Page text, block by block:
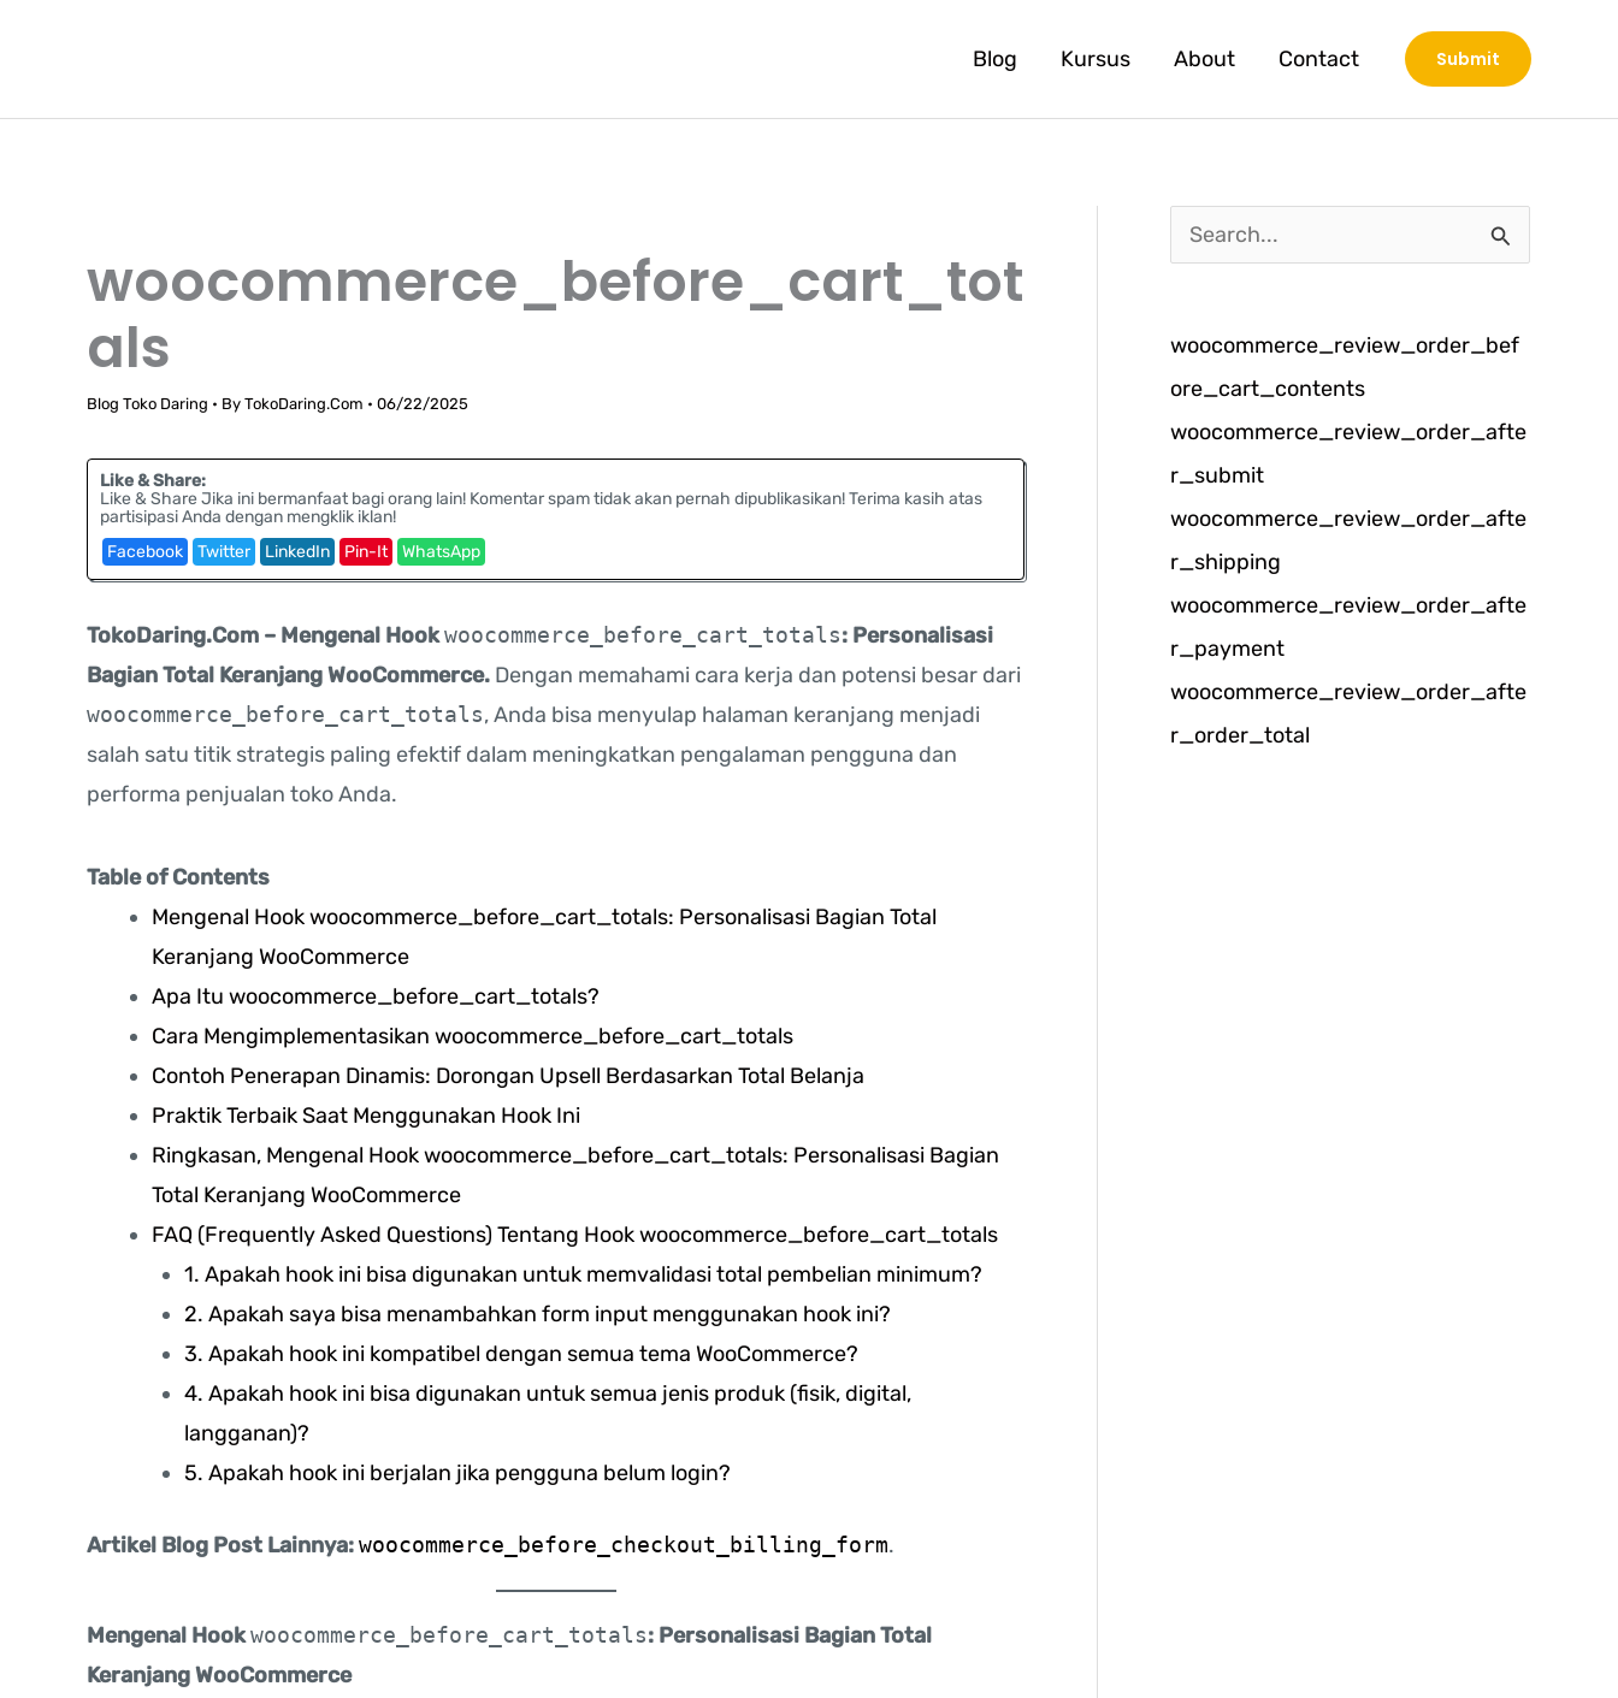
Blog Kursus About Contact Submit
woocommerce_before_cart_tot
als
Blog Toko Daring • By TokoDaring.Com • 06/22/2025
Like & Share:
Like & Share Jika ini bermanfaat bagi orang lain! Komentar spam tidak akan pernah dipublikasikan! Terima kasih atas
partisipasi Anda dengan mengklik iklan!
Facebook
Twitter LinkedIn Pin-It WhatsApp
TokoDaring.Com – Mengenal Hookwoocommerce_before_cart_totals: Personalisasi
Bagian Total Keranjang WooCommerce. Dengan memahami cara kerja dan potensi besar dari
woocommerce_before_cart_totals, Anda bisa menyulap halaman keranjang menjadi
salah satu titik strategis paling efektif dalam meningkatkan pengalaman pengguna dan
performa penjualan toko Anda.
Table of Contents
Mengenal Hook woocommerce_before_cart_totals: Personalisasi Bagian Total
Keranjang WooCommerce
Apa Itu woocommerce_before_cart_totals?
Cara Mengimplementasikan woocommerce_before_cart_totals
Contoh Penerapan Dinamis: Dorongan Upsell Berdasarkan Total Belanja
Praktik Terbaik Saat Menggunakan Hook Ini
Ringkasan, Mengenal Hook woocommerce_before_cart_totals: Personalisasi Bagian
Total Keranjang WooCommerce
FAQ (Frequently Asked Questions) Tentang Hook woocommerce_before_cart_totals
1. Apakah hook ini bisa digunakan untuk memvalidasi total pembelian minimum?
2. Apakah saya bisa menambahkan form input menggunakan hook ini?
3. Apakah hook ini kompatibel dengan semua tema WooCommerce?
4. Apakah hook ini bisa digunakan untuk semua jenis produk (fisik, digital,
langganan)?
5. Apakah hook ini berjalan jika pengguna belum login?
Artikel Blog Post Lainnya:woocommerce_before_checkout_billing_form.
Mengenal Hookwoocommerce_before_cart_totals: Personalisasi Bagian Total
Keranjang WooCommerce
a
i
u
n
t
u
k
:
woocommerce_review_order_bef
ore_cart_contents
woocommerce_review_order_afte
r_submit
woocommerce_review_order_afte
r_shipping
woocommerce_review_order_afte
r_payment
woocommerce_review_order_afte
r_order_total